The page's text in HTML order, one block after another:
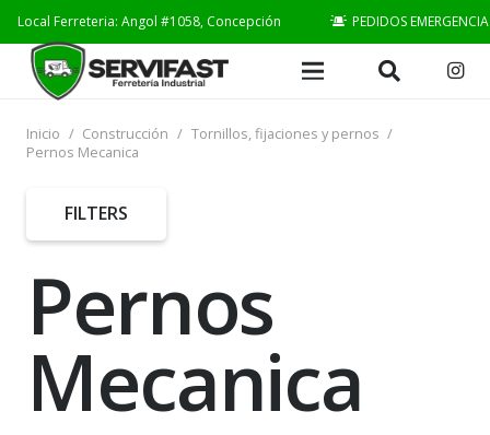
Local Ferreteria: Angol #1058, Concepción PEDIDOS EMERGENCIA
Inicio / Construcción / Tornillos, fijaciones y pernos /
Pernos Mecanica
Pernos
Mecanica
FILTERS